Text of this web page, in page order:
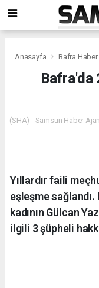
Anasayfa Bafra Haber
Bafra'da
(SHA) - Samsun Haber
Yıllardır faili
eşleşme
kadının Gülcan
ilgili 3 şüpheli